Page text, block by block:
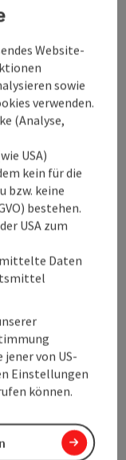
wir links die
zur
am
wieder hoch
Radweg nach
von Altmünster
wir den
zum
Ort (bis ins
Website-
sowie
verwenden.
(Analyse,
USA)
kein für die
bzw. keine
bestehen.
USA zum
Daten
von US-
Einstellungen
können.